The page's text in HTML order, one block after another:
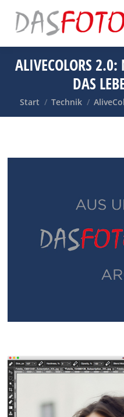
ALIVECOLORS 2.0:
DAS
Sie befinden sich
Start Technik